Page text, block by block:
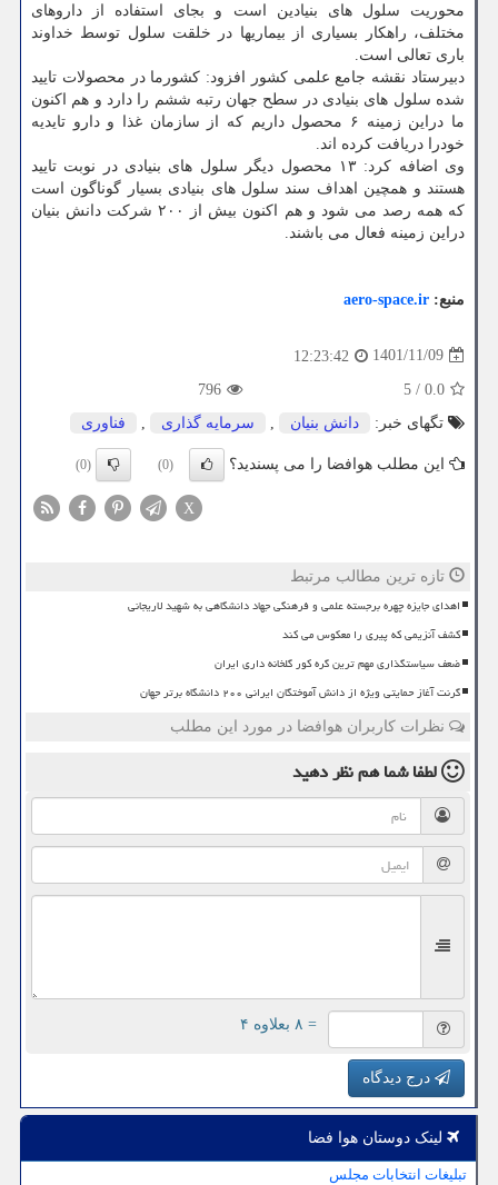
محوریت سلول های بنیادین است و بجای استفاده از داروهای
مختلف، راهکار بسیاری از بیماریها در خلقت سلول توسط خداوند
باری تعالی است.
دبیرستاد نقشه جامع علمی کشور افزود: کشورما در محصولات تایید
شده سلول های بنیادی در سطح جهان رتبه ششم را دارد و هم اکنون
ما دراین زمینه ۶ محصول داریم که از سازمان غذا و دارو تایدیه
خودرا دریافت کرده اند.
وی اضافه کرد: ۱۳ محصول دیگر سلول های بنیادی در نوبت تایید
هستند و همچین اهداف سند سلول های بنیادی بسیار گوناگون است
که همه رصد می شود و هم اکنون بیش از ۲۰۰ شرکت دانش بنیان
دراین زمینه فعال می باشند.
منبع: aero-space.ir
1401/11/09
12:23:42
0.0
/
5
796
تگهای خبر:
دانش بنیان , سرمایه گذاری , فناوری
این مطلب هوافضا را می پسندید؟ (0)
(0)
X
تازه ترین مطالب مرتبط
اهدای جایزه چهره برجسته علمی و فرهنگی جهاد دانشگاهی به شهید لاریجانی
کشف آنزیمی که پیری را معکوس می کند
ضعف سیاستگذاری مهم ترین گره کور گلخانه داری ایران
گرنت آغاز حمایتی ویژه از دانش آموختگان ایرانی ۲۰۰ دانشگاه برتر جهان
نظرات کاربران هوافضا در مورد این مطلب
لطفا شما همنظر دهید
= ۸ بعلاوه ۴
درج دیدگاه
لینک دوستان هوا فضا
تبلیغات انتخابات مجلس